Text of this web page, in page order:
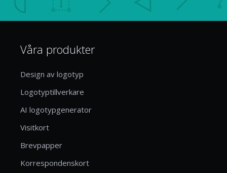
Våra produkter
Design av logotyp
Logotyptillverkare
AI logotypgenerator
Visitkort
Brevpapper
Korrespondenskort